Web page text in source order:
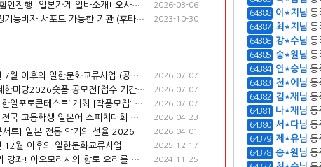
최저가 할인진행! 일본가게 알바소개! 오사카 단기어학연수 J국제학원(126,000엔) 2026-03-06
일본특정기능비자 서포트 가능한 기관 (후타바외어학교) 2023-10-30
2026년 7월 이후의 일한문화교류사업 (공보문화원 주최・후원사업, 홍보지원사업) 2026-07-07
한일축제한마당2026숏폼 공모전[접수 기간: 6월 5일(금) ~ 7월 24일(금) 24:00까지] 2026-07-07
제13회 한일포토콘테스트’ 개최 [작품모집: 7월1일(수)~8월31일(월)] 2026-07-07
제15회 전국 고등학생 일본어 스피치대회 참가자 모집 안내 2026-04-23
서트] 일본 전통 악기의 선율 2026 2026-04-01
월 이후의 일한문화교류사업 2025-12-17
일본요리 강좌! 아오모리시의 향토 요리를 만들어보지 않으실래요? 2024-11-25
64389 박*금님 등
64388 이*지님 등
64387 최*지님 등
64386 강*수님 등
64385 송*원님 등
64384 연*승님 등
64383 천*에님 등
64382 김*재님 등
64381 나*재님 등
64380 서*다님 등
64379 제*유님 등
64378 송*원님 등